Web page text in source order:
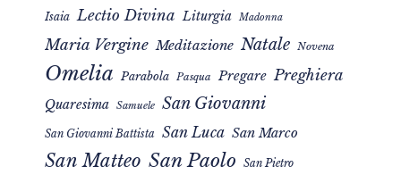
Isaia Lectio Divina Liturgia Madonna
Maria Vergine Meditazione Natale Novena
Omelia Parabola Pasqua Pregare Preghiera
Quaresima Samuele San Giovanni
San Giovanni Battista San Luca San Marco
San Matteo San Paolo San Pietro